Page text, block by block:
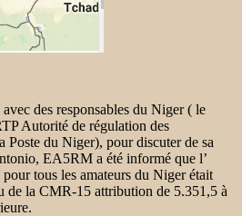
des responsables du Niger ( le
Autorité de régulation des
Poste du Niger), pour discuter de sa
EA5RM a été informé que l’
tous les amateurs du Niger était
de la CMR-15 attribution de 5.351,5 à